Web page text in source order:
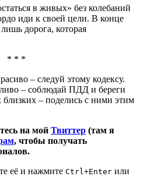
в живых» без колебаний
иди к своей цели. В конце
дорога, которая
* * *
– следуй этому кодексу.
– соблюдай ПДД и береги
близких – поделись с ними этим
на мой Твиттер (там я
, чтобы получать
её и нажмите Ctrl+Enter или